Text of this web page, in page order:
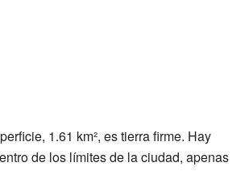
1.61 km², es tierra firme. Hay
de los límites de la ciudad, apenas